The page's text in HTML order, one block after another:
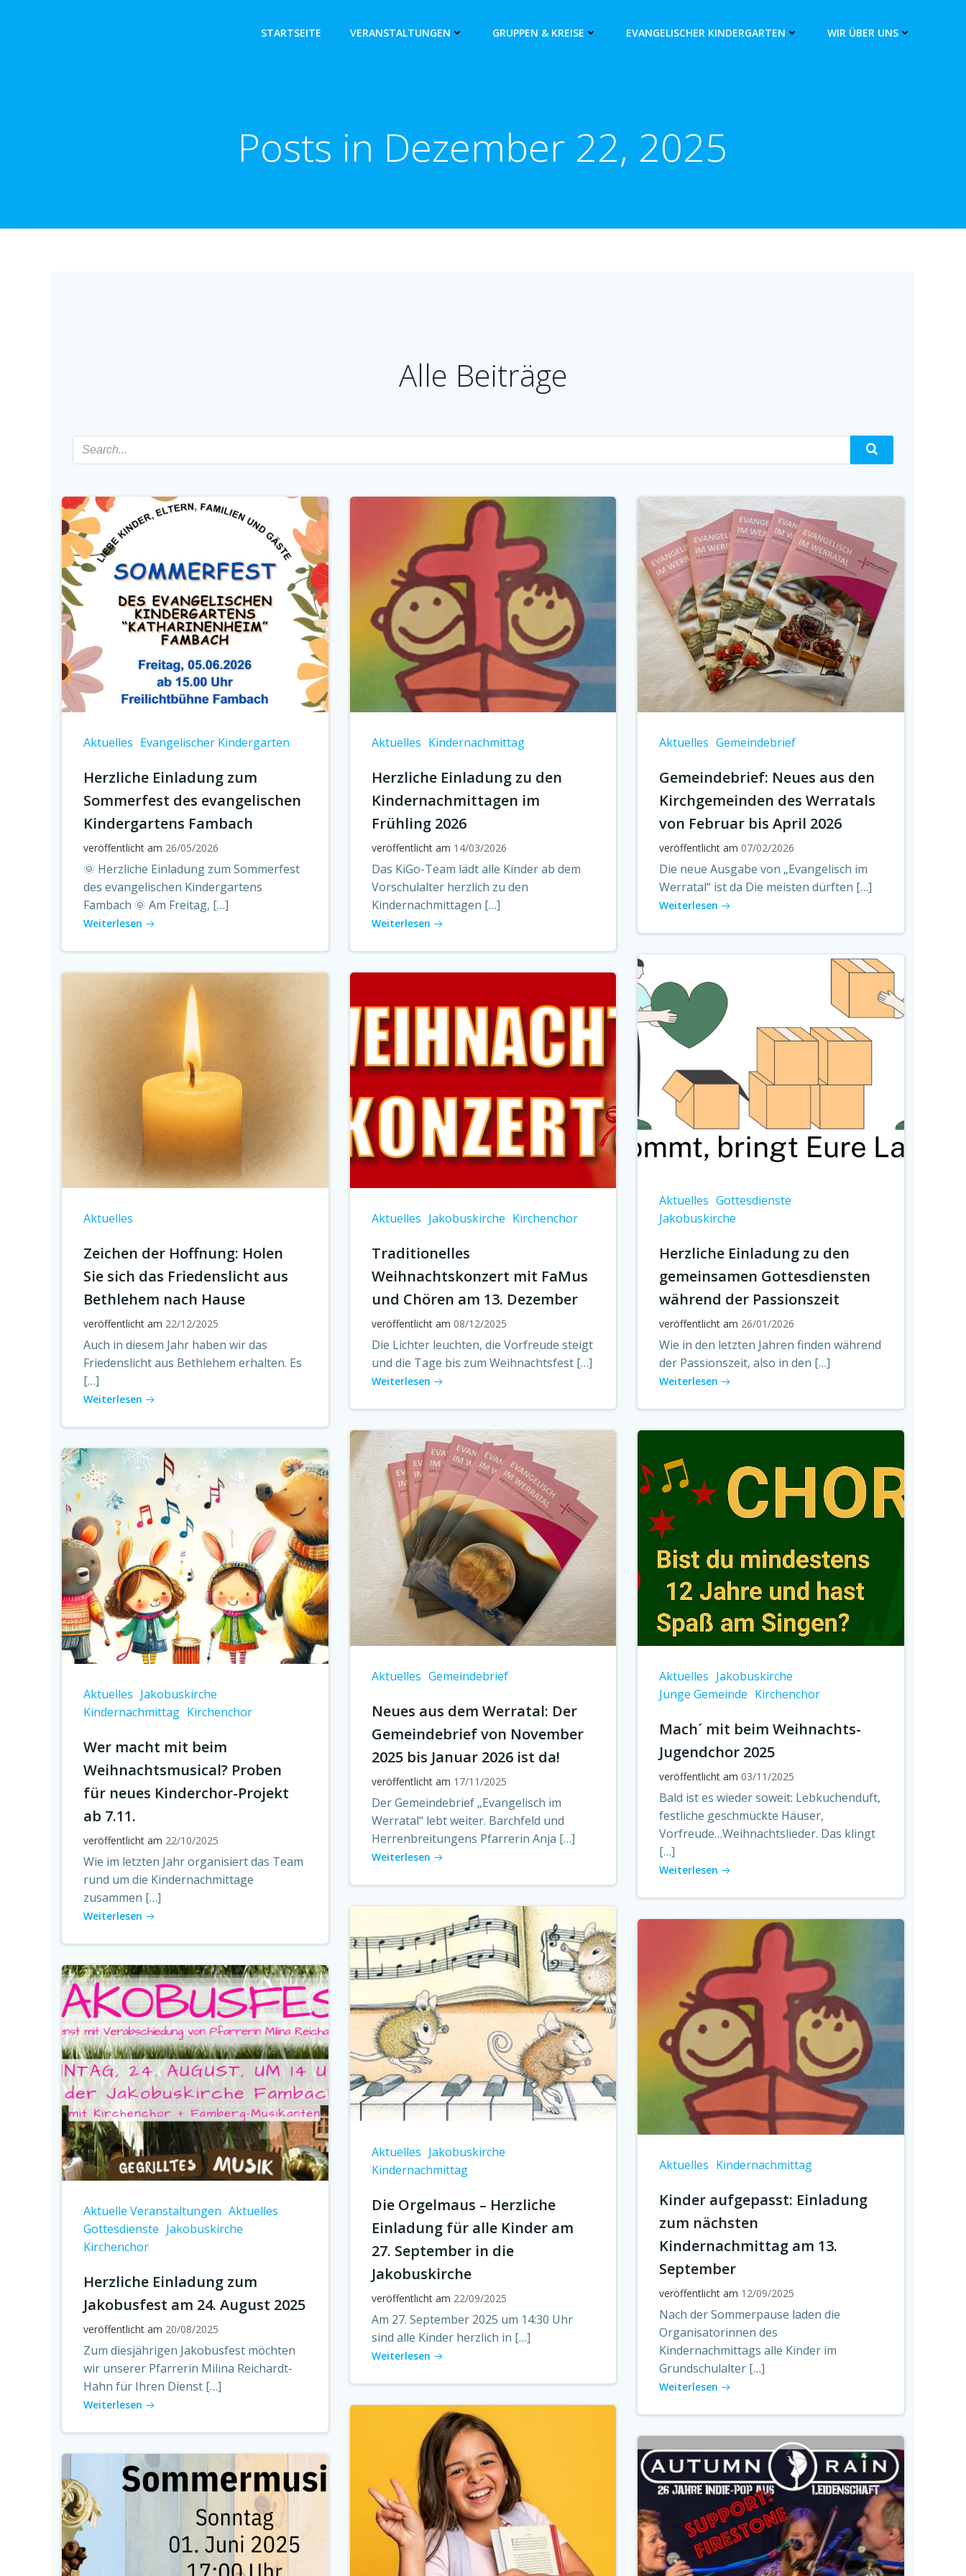
STARTSEITE VERANSTALTUNGEN GRUPPEN & KREISE EVANGELISCHER KINDERGARTEN WIR ÜBER UNS
Posts in Dezember 22, 2025
Alle Beiträge
Aktuelles Evangelischer Kindergarten
Herzliche Einladung zum
Sommerfest des evangelischen
Kindergartens Fambach
veröffentlicht am 26/05/2026
🌞 Herzliche Einladung zum Sommerfest
des evangelischen Kindergartens
Fambach 🌞 Am Freitag, […]
Weiterlesen
Aktuelles Kindernachmittag
Herzliche Einladung zu den
Kindernachmittagen im
Frühling 2026
veröffentlicht am 14/03/2026
Das KiGo-Team lädt alle Kinder ab dem
Vorschulalter herzlich zu den
Kindernachmittagen […]
Weiterlesen
Aktuelles Gemeindebrief
Gemeindebrief: Neues aus den
Kirchgemeinden des Werratals
von Februar bis April 2026
veröffentlicht am 07/02/2026
Die neue Ausgabe von „Evangelisch im
Werratal“ ist da Die meisten dürften […]
Weiterlesen
Aktuelles Gottesdienste
Jakobuskirche
Herzliche Einladung zu den
gemeinsamen Gottesdiensten
während der Passionszeit
veröffentlicht am 26/01/2026
Wie in den letzten Jahren finden während
der Passionszeit, also in den […]
Weiterlesen
Aktuelles
Zeichen der Hoffnung: Holen
Sie sich das Friedenslicht aus
Bethlehem nach Hause
veröffentlicht am 22/12/2025
Auch in diesem Jahr haben wir das
Friedenslicht aus Bethlehem erhalten. Es
[…]
Weiterlesen
Aktuelles Jakobuskirche Kirchenchor
Traditionelles
Weihnachtskonzert mit FaMus
und Chören am 13. Dezember
veröffentlicht am 08/12/2025
Die Lichter leuchten, die Vorfreude steigt
und die Tage bis zum Weihnachtsfest […]
Weiterlesen
Aktuelles Gemeindebrief
Neues aus dem Werratal: Der
Gemeindebrief von November
2025 bis Januar 2026 ist da!
veröffentlicht am 17/11/2025
Der Gemeindebrief „Evangelisch im
Werratal“ lebt weiter. Barchfeld und
Herrenbreitungens Pfarrerin Anja […]
Weiterlesen
Aktuelles Jakobuskirche
Junge Gemeinde Kirchenchor
Mach´ mit beim Weihnachts-
Jugendchor 2025
veröffentlicht am 03/11/2025
Bald ist es wieder soweit: Lebkuchenduft,
festliche geschmückte Häuser,
Vorfreude…Weihnachtslieder. Das klingt
[…]
Weiterlesen
Aktuelles Jakobuskirche
Kindernachmittag Kirchenchor
Wer macht mit beim
Weihnachtsmusical? Proben
für neues Kinderchor-Projekt
ab 7.11.
veröffentlicht am 22/10/2025
Wie im letzten Jahr organisiert das Team
rund um die Kindernachmittage
zusammen […]
Weiterlesen
Aktuelles Jakobuskirche
Kindernachmittag
Die Orgelmaus – Herzliche
Einladung für alle Kinder am
27. September in die
Jakobuskirche
veröffentlicht am 22/09/2025
Am 27. September 2025 um 14:30 Uhr
sind alle Kinder herzlich in […]
Weiterlesen
Aktuelles Kindernachmittag
Kinder aufgepasst: Einladung
zum nächsten
Kindernachmittag am 13.
September
veröffentlicht am 12/09/2025
Nach der Sommerpause laden die
Organisatorinnen des
Kindernachmittags alle Kinder im
Grundschulalter […]
Weiterlesen
Aktuelle Veranstaltungen Aktuelles
Gottesdienste Jakobuskirche
Kirchenchor
Herzliche Einladung zum
Jakobusfest am 24. August 2025
veröffentlicht am 20/08/2025
Zum diesjährigen Jakobusfest möchten
wir unserer Pfarrerin Milina Reichardt-
Hahn für Ihren Dienst […]
Weiterlesen